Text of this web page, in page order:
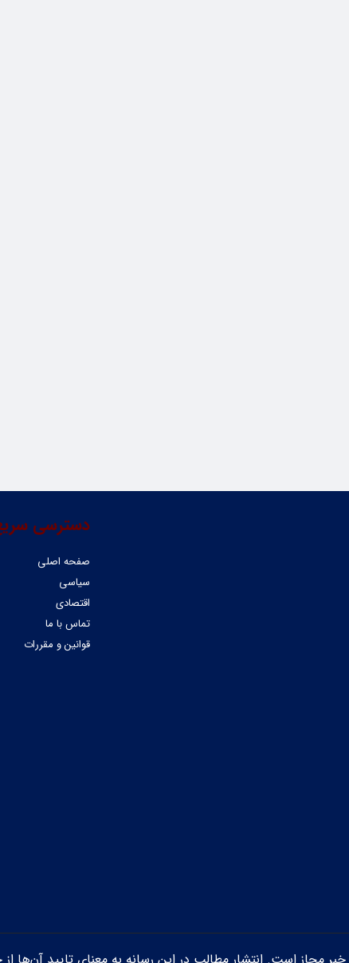
دسترسی
صفحه اصلی
سیاسی
اقتصادی
تماس با ما
قوانین و مقررات